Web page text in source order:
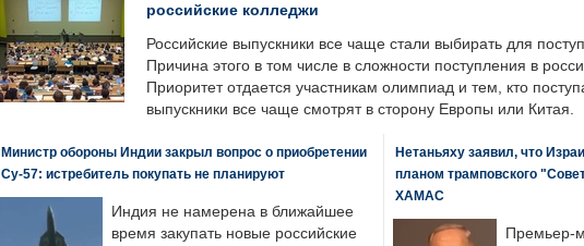
российские колледжи
Российские выпускники все чаще стали выбирать для
Причина этого в том числе в сложности поступления в
Приоритет отдается участникам олимпиад и тем, кто
выпускники все чаще смотрят в сторону Европы или Китая.
Министр обороны Индии закрыл вопрос о приобретении
Су-57: истребитель покупать не планируют
Индия не намерена в ближайшее
время закупать новые российские
Нетаньяху заявил, что
планом трамповского
ХАМАС
Премьер-